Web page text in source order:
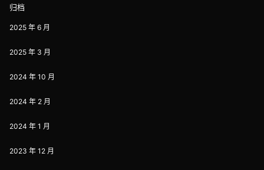
归档
2025 年 6 月
2025 年 3 月
2024 年 10 月
2024 年 2 月
2024 年 1 月
2023 年 12 月